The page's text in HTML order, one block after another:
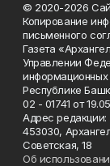
© 2020-2026
Копирование
письменного
Газета
Управлении
Республике
02 - 01741 от
Адрес редакции:
453030,
Советская, 18
Об